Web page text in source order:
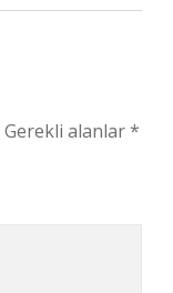
Gerekli alanlar*